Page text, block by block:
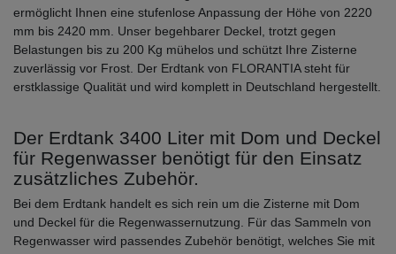
ermöglicht Ihnen eine stufenlose Anpassung der Höhe von 2220
mm bis 2420 mm. Unser begehbarer Deckel, trotzt gegen
Belastungen bis zu 200 Kg mühelos und schützt Ihre Zisterne
zuverlässig vor Frost. Der Erdtank von FLORANTIA steht für
erstklassige Qualität und wird komplett in Deutschland hergestellt.
Der Erdtank 3400 Liter mit Dom und Deckel
für Regenwasser benötigt für den Einsatz
zusätzliches Zubehör.
Bei dem Erdtank handelt es sich rein um die Zisterne mit Dom
und Deckel für die Regenwassernutzung. Für das Sammeln von
Regenwasser wird passendes Zubehör benötigt, welches Sie mit